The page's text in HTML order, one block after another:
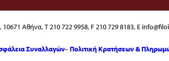
10671 Αθήνα, T 210 722 9958, F 210 729 8183, E
Συναλλαγών– Πολιτική Κρατήσεων &